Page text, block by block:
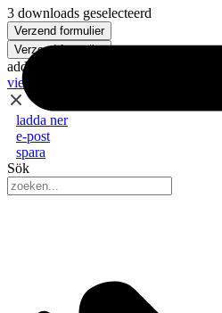
3 downloads geselecteerd
Verzend formulier
Verzend formulier
added to my IPS
view
ladda ner
e-post
spara
Sök